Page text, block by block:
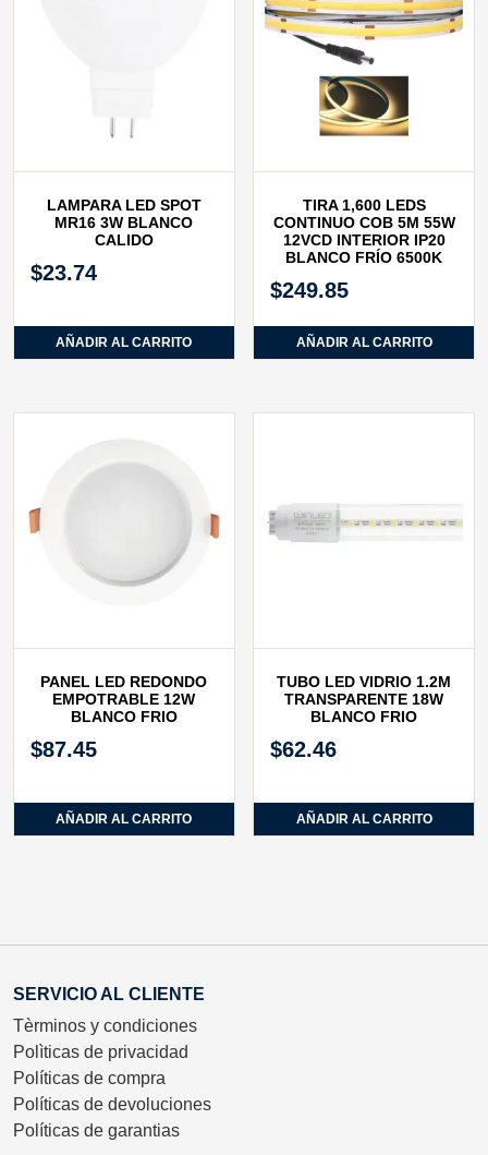
LAMPARA LED SPOT
MR16 3W BLANCO
CALIDO
$23.74
AÑADIR AL CARRITO
TIRA 1,600 LEDS
CONTINUO COB 5M 55W
12VCD INTERIOR IP20
BLANCO FRÍO 6500K
$249.85
AÑADIR AL CARRITO
PANEL LED REDONDO
EMPOTRABLE 12W
BLANCO FRIO
$87.45
AÑADIR AL CARRITO
TUBO LED VIDRIO 1.2M
TRANSPARENTE 18W
BLANCO FRIO
$62.46
AÑADIR AL CARRITO
SERVICIO AL CLIENTE
Tèrminos y condiciones
Polìticas de privacidad
Políticas de compra
Políticas de devoluciones
Políticas de garantias